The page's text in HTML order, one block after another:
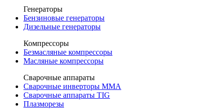
Генераторы
Бензиновые генераторы
Дизельные генераторы
Компрессоры
Безмасляные компрессоры
Масляные компрессоры
Сварочные аппараты
Сварочные инверторы MMA
Сварочные аппараты TIG
Плазморезы